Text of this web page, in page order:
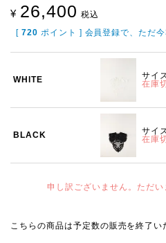
¥ 26,400 税込
[ 720 ポイント ] 会員登録で、ただ
WHITE
サイ
在庫
BLACK
サイ
在庫
申し訳ございません。ただい
こちらの商品は予定数の販売を終了い